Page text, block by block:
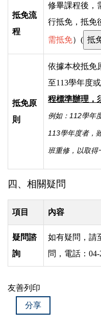
抵免流
程
修畢課程後，
行抵免，抵免
需抵免）(
抵免原
則
依據本校抵免
至113學年度或
程標準辦理，
例如：112學年
113學年度者，
班重修，以取得
四、相關疑問
項目 內容
疑問諮
詢
如有疑問，請
問，電話：04-
友善列印
分享